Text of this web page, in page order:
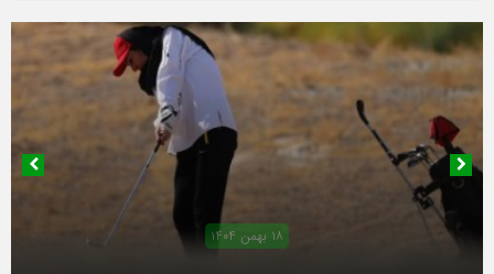
۱۸ بهمن ۱۴۰۴